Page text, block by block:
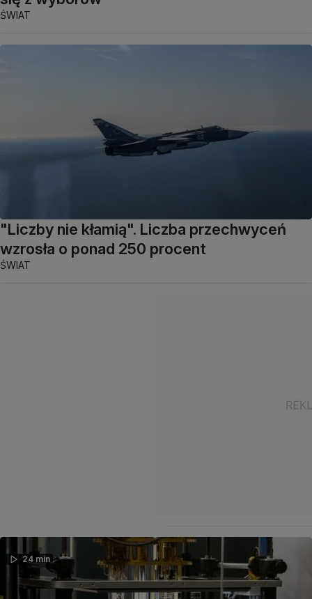
ŚWIAT
"Liczby nie kłamią". Liczba przechwyceń
wzrosła o ponad 250 procent
ŚWIAT
24 min